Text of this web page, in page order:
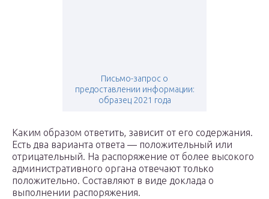
Письмо-запрос о
предоставлении информации:
образец 2021 года
Каким образом ответить, зависит от его содержания.
Есть два варианта ответа — положительный или
отрицательный. На распоряжение от более высокого
административного органа отвечают только
положительно. Составляют в виде доклада о
выполнении распоряжения.